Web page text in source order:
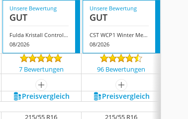
Unsere Bewertung
GUT
Fulda Kristall Control HP 2
08/2026
Unsere Bewertung
GUT
CST WCP1 Winter Medallion
08/2026
7 Bewertungen 96 Bewertungen
mehr anzeigen
mehr anzeigen
Preis­vergleich Preis­vergleich
215/55 R16 215/55 R16